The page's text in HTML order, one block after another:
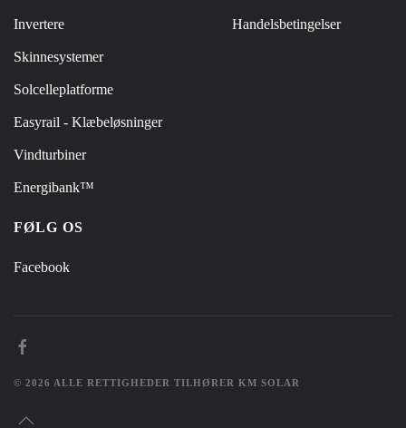
Invertere
Skinnesystemer
Solcelleplatforme
Easyrail - Klæbeløsninger
Vindturbiner
Energibank™
Handelsbetingelser
FØLG OS
Facebook
© 2026 ALLE RETTIGHEDER TILHØRER KM SOLAR